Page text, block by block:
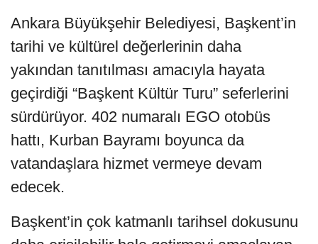
Ankara Büyükşehir Belediyesi, Başkent’in
tarihi ve kültürel değerlerinin daha
yakından tanıtılması amacıyla hayata
geçirdiği “Başkent Kültür Turu” seferlerini
sürdürüyor. 402 numaralı EGO otobüs
hattı, Kurban Bayramı boyunca da
vatandaşlara hizmet vermeye devam
edecek.
Başkent’in çok katmanlı tarihsel dokusunu